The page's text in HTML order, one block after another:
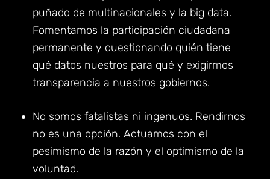
puñado de multinacionales y la big data.
Fomentamos la participación ciudadana
permanente y cuestionando quién tiene
qué datos nuestros para qué y exigirmos
transparencia a nuestros gobiernos.
No somos fatalistas ni ingenuos. Rendirnos
no es una opción. Actuamos con el
pesimismo de la razón y el optimismo de la
voluntad.